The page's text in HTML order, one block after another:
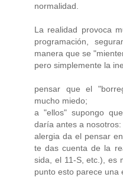
normalidad.
La realidad provoca
programación,
manera que se
pero simplemente la
pensar que el
mucho miedo;
a "ellos" supongo
daría antes a nosotros:
alergia da el pensar
te das cuenta de la
sida, el 11-S, etc.), es
punto esto parece una